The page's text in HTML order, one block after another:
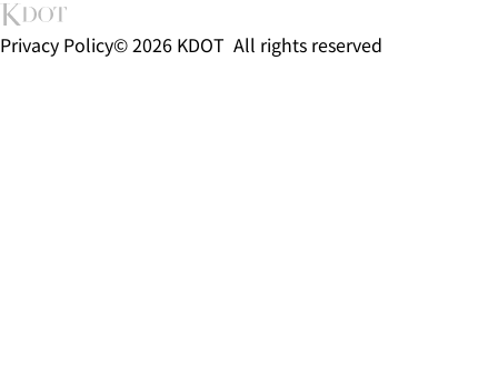
Privacy Policy© 2026 KDOT All rights reserved